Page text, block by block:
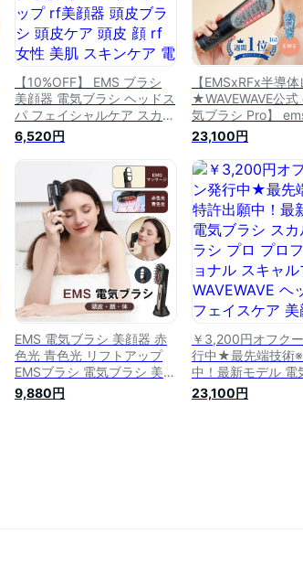
【10%OFF】 EMS ブラシ
美顔器 電気ブラシ ヘッドス
パ フェイシャルケア スカル
プ ケア ラジオ波 赤LED リ
フトアップ rf美顔器 頭皮ブ
ラシ 頭皮ケア 頭皮 顔 rf 女
性 美肌 スキンケア 電気 振
動 マッサージ CHILUX リフ
ト 目元 ボディ 防水 表情筋
クリスマス
6,520円
【EMSxRFx半導
★WAVEWAVE公式
気ブラシ Pro】
ラシ 美顔器 リフト
頭筋 バイブレーシ
ドスパ フェイスケ
器 ラジオ波 頭皮
皮ケア 頭皮 顔
誕生日 プレゼント
妻 プレゼント 美
23,100円
EMS 電気ブラシ 美顔器 赤
色光 青色光 リフトアップ
EMSブラシ 電気ブラシ 美肌
美顔 スカルプブラシ 頭皮マ
ッサージャー 頭皮ケア ヘア
9,880円
￥3,200円オフク
行中★最先端技術
中！最新モデル 電
スカルプブラシ プ
ェッショナル スキ
23,100円